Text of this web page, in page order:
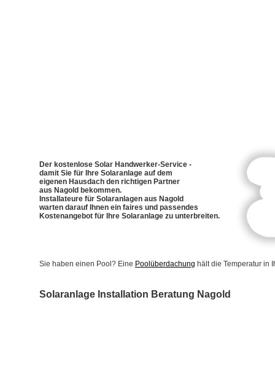
Der kostenlose Solar Handwerker-Service -
damit Sie für Ihre Solaranlage auf dem
eigenen Hausdach den richtigen Partner
aus Nagold bekommen.
Installateure für Solaranlagen aus Nagold
warten darauf Ihnen ein faires und passendes
Kostenangebot für Ihre Solaranlage zu unterbreiten.
Sie haben einen Pool? Eine Poolüberdachung hält die Temperatur in
Solaranlage Installation Beratung Nagold